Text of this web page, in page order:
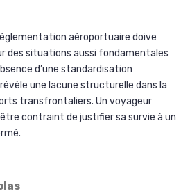
aéroportuaire doive
des situations aussi fondamentales
d’une standardisation
une lacune structurelle dans la
transfrontaliers. Un voyageur
contraint de justifier sa survie à un